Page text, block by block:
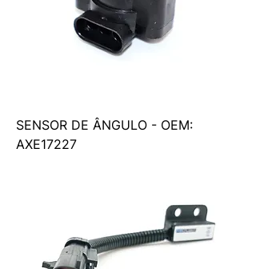
SENSOR DE ÂNGULO - OEM:
AXE17227